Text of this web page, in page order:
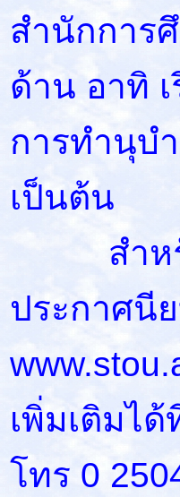
สำนักการ
ด้าน อาทิ
การทำนุบ
เป็นต้น
สำหรับผู้
ประกาศนี
เพิ่มเติมไ
โทร 0